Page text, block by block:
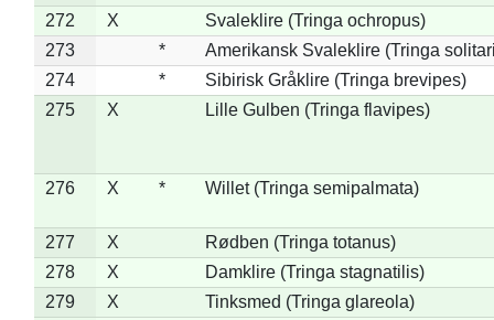
272
X
Svaleklire (Tringa ochropus)
273
*
Amerikansk Svaleklire (Tringa
274
*
Sibirisk Gråklire (Tringa brevipes)
275
X Lille Gulben (Tringa flavipes)
276 X * Willet (Tringa semipalmata)
277 X
Rødben (Tringa totanus)
278
X
Damklire (Tringa stagnatilis)
279
X
Tinksmed (Tringa glareola)